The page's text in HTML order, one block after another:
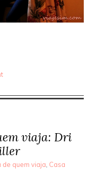
viaja: Dri
de quem viaja Casa